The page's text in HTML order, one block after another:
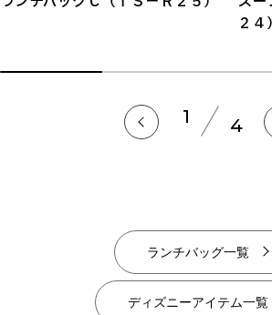
２４）
1 4
ランチバッグ一覧
ディズニーアイテム一覧